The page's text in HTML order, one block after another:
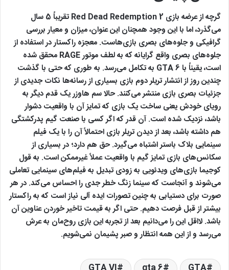
گرچه از عرضه بازی Red Dead Redemption 2 تقریباً 5 سال
می‌گذرد، اما با این وجود همچنان این عنوان، میزان و معیار بررسی
گرافیکی و جلوه‌های بصری بازی‌هاست. معجزه راکستار در استفاده از
جلوه‌های بصری واقع گرایانه که به لطف موتور RAGE محقق شده
است، یقیناً با GTA 6 به تکامل می‌رسد. به طوری که حتی با گذشت
چندین روز از انتشار تریلر دوم بازی بسیاری از رسانه‌ها نکات جدیدی از
جزئیات بصری بازی منتشر می‌کنند. حالا سم هاوزر یک قدم دیگر به
رویای خودش یعنی ساخت یک بازی که تمایز آن با واقعیت دشوار
باشد، نزدیک شده است. آن قدر که اگر کسی با صنعت گیم پدرکشتگی
هم داشته باشد، بعد از دیدن تریلر بازی احتمالاً آن را با یک فیلم
سینمایی بلاک باستر اشتباه می‌گیرد. حق هم دارد؛ در بسیاری از
سکانس‌های بازی تمایز گیم با واقعیت عملاً غیرممکن است. به قول
کوجیما بازی‌های ویدئویی به زودی تبدیل به فیلم‌های سینمایی تعاملی
می‌شوند و آنجاست که سینما زنگ خطر جدی را احساس می‌کند. در هر
صورت برای دستیابی به چنین تصورات ایده آلی نیاز است که به راکستار
بیشتر از قبل فرصت دهیم. حتی اگر به قیمت تاخیر خوردن عناوین آن
باشد. لااقل این را می‌دانیم بعد از تجربه این بازی روح‌مان به عرش
می‌رسد و از این همه انتظار و صبر پشیمان نمی‌شویم.